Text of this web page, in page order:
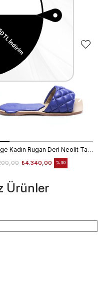
Rouge Kadın Rugan Deri Neolit Taban Mor Terlik Terlik
₺4.340,00 %30
Ürünler